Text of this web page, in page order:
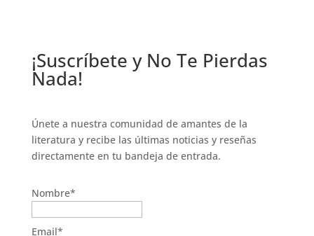
¡Suscríbete y No Te Pierdas
Nada!
Únete a nuestra comunidad de amantes de la
literatura y recibe las últimas noticias y reseñas
directamente en tu bandeja de entrada.
Nombre*
Email*